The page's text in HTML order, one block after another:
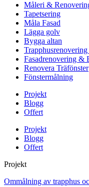
Måleri &
Tapetsering
Måla Fasad
Lägga golv
Bygga altan
Fasadrenovering &
Renovera Träfönster
Fönstermålning
Projekt
Blogg
Offert
Projekt
Blogg
Offert
Projekt
Ommålning av trapphus